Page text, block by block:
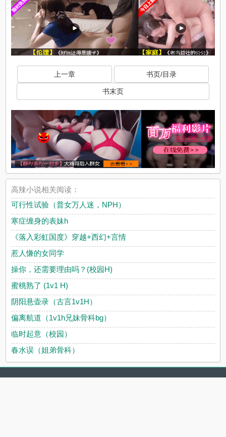
上一章 书页/目录
书末页
高辣小说相关阅读：
可行性试验（普女万人迷，NPH）
寒症缠身的表妹h
《落入彩虹国度》穿越+西幻+言情
惹人慊的女同学
操你，还需要理由吗？(校园H)
蜜桃熟了 (1v1 H)
阴阳悬壶录（古言1v1H）
偏离航道（1v1h兄妹骨科bg）
临时起意（校园）
春水误（姐弟骨科）